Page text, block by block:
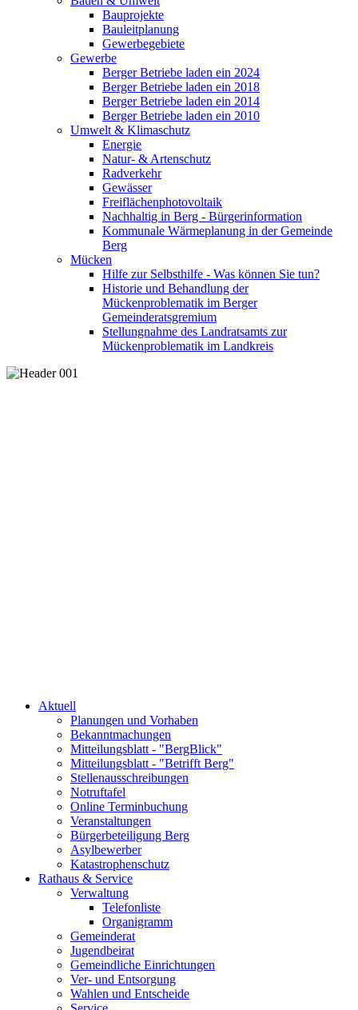
Bauprojekte
Bauleitplanung
Gewerbegebiete
Gewerbe
Berger Betriebe laden ein 2024
Berger Betriebe laden ein 2018
Berger Betriebe laden ein 2014
Berger Betriebe laden ein 2010
Umwelt & Klimaschutz
Energie
Natur- & Artenschutz
Radverkehr
Gewässer
Freiflächenphotovoltaik
Nachhaltig in Berg - Bürgerinformation
Kommunale Wärmeplanung in der Gemeinde
Berg
Mücken
Hilfe zur Selbsthilfe - Was können Sie tun?
Historie und Behandlung der
Mückenproblematik im Berger
Gemeinderatsgremium
Stellungnahme des Landratsamts zur
Mückenproblematik im Landkreis
Aktuell
Planungen und Vorhaben
Bekanntmachungen
Mitteilungsblatt - "BergBlick"
Mitteilungsblatt - "Betrifft Berg"
Stellenausschreibungen
Notruftafel
Online Terminbuchung
Veranstaltungen
Bürgerbeteiligung Berg
Asylbewerber
Katastrophenschutz
Rathaus & Service
Verwaltung
Telefonliste
Organigramm
Gemeinderat
Jugendbeirat
Gemeindliche Einrichtungen
Ver- und Entsorgung
Wahlen und Entscheide